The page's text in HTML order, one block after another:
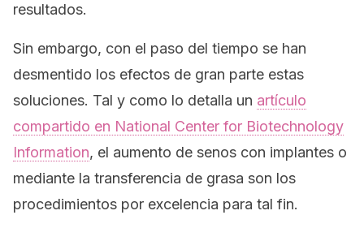
resultados.
Sin embargo, con el paso del tiempo se han
desmentido los efectos de gran parte estas
soluciones. Tal y como lo detalla un artículo
compartido en National Center for Biotechnology
Information, el aumento de senos con implantes o
mediante la transferencia de grasa son los
procedimientos por excelencia para tal fin.